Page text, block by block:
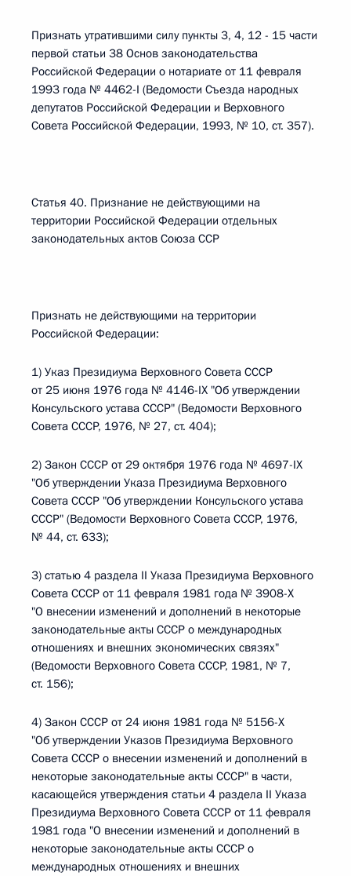
Признать утратившими силу пункты 3, 4, 12 - 15 части
первой статьи 38 Основ законодательства
Российской Федерации о нотариате от 11 февраля
1993 года № 4462-I (Ведомости Съезда народных
депутатов Российской Федерации и Верховного
Совета Российской Федерации, 1993, № 10, ст. 357).
Статья 40. Признание не действующими на
территории Российской Федерации отдельных
законодательных актов Союза ССР
Признать не действующими на территории
Российской Федерации:
1) Указ Президиума Верховного Совета СССР
от 25 июня 1976 года № 4146-IX "Об утверждении
Консульского устава СССР" (Ведомости Верховного
Совета СССР, 1976, № 27, ст. 404);
2) Закон СССР от 29 октября 1976 года № 4697-IX
"Об утверждении Указа Президиума Верховного
Совета СССР "Об утверждении Консульского устава
СССР" (Ведомости Верховного Совета СССР, 1976,
№ 44, ст. 633);
3) статью 4 раздела II Указа Президиума Верховного
Совета СССР от 11 февраля 1981 года № 3908-Х
"О внесении изменений и дополнений в некоторые
законодательные акты СССР о международных
отношениях и внешних экономических связях"
(Ведомости Верховного Совета СССР, 1981, № 7,
ст. 156);
4) Закон СССР от 24 июня 1981 года № 5156-Х
"Об утверждении Указов Президиума Верховного
Совета СССР о внесении изменений и дополнений в
некоторые законодательные акты СССР" в части,
касающейся утверждения статьи 4 раздела II Указа
Президиума Верховного Совета СССР от 11 февраля
1981 года "О внесении изменений и дополнений в
некоторые законодательные акты СССР о
международных отношениях и внешних